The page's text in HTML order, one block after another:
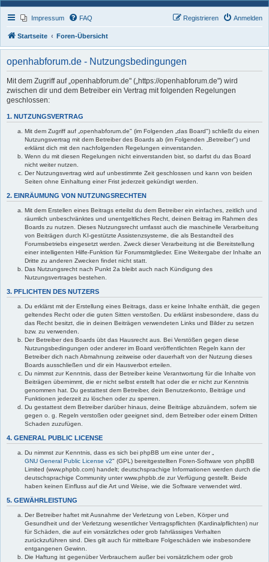
Impressum FAQ Anmelden
Registrieren
Startseite Foren-Übersicht
openhabforum.de - Nutzungsbedingungen
Mit dem Zugriff auf „openhabforum.de" („https://openhabforum.de") wird
zwischen dir und dem Betreiber ein Vertrag mit folgenden Regelungen
geschlossen:
1. NUTZUNGSVERTRAG
Mit dem Zugriff auf „openhabforum.de" (im Folgenden „das Board") schließt du einen
Nutzungsvertrag mit dem Betreiber des Boards ab (im Folgenden „Betreiber") und
erklärst dich mit den nachfolgenden Regelungen einverstanden.
Wenn du mit diesen Regelungen nicht einverstanden bist, so darfst du das Board
nicht weiter nutzen.
Der Nutzungsvertrag wird auf unbestimmte Zeit geschlossen und kann von beiden
Seiten ohne Einhaltung einer Frist jederzeit gekündigt werden.
2. EINRÄUMUNG VON NUTZUNGSRECHTEN
Mit dem Erstellen eines Beitrags erteilst du dem Betreiber ein einfaches, zeitlich und
räumlich unbeschränktes und unentgeltliches Recht, deinen Beitrag im Rahmen des
Boards zu nutzen. Dieses Nutzungsrecht umfasst auch die maschinelle Verarbeitung
von Beiträgen durch KI-gestützte Assistenzsysteme, die als Bestandteil des
Forumsbetriebs eingesetzt werden. Zweck dieser Verarbeitung ist die Bereitstellung
einer intelligenten Hilfe-Funktion für Forumsmitglieder. Eine Weitergabe der Inhalte an
Dritte zu anderen Zwecken findet nicht statt.
Das Nutzungsrecht nach Punkt 2a bleibt auch nach Kündigung des
Nutzungsvertrages bestehen.
3. PFLICHTEN DES NUTZERS
Du erklärst mit der Erstellung eines Beitrags, dass er keine Inhalte enthält, die gegen
geltendes Recht oder die guten Sitten verstoßen. Du erklärst insbesondere, dass du
das Recht besitzt, die in deinen Beiträgen verwendeten Links und Bilder zu setzen
bzw. zu verwenden.
Der Betreiber des Boards übt das Hausrecht aus. Bei Verstößen gegen diese
Nutzungsbedingungen oder anderer im Board veröffentlichten Regeln kann der
Betreiber dich nach Abmahnung zeitweise oder dauerhaft von der Nutzung dieses
Boards ausschließen und dir ein Hausverbot erteilen.
Du nimmst zur Kenntnis, dass der Betreiber keine Verantwortung für die Inhalte von
Beiträgen übernimmt, die er nicht selbst erstellt hat oder die er nicht zur Kenntnis
genommen hat. Du gestattest dem Betreiber, dein Benutzerkonto, Beiträge und
Funktionen jederzeit zu löschen oder zu sperren.
Du gestattest dem Betreiber darüber hinaus, deine Beiträge abzuändern, sofern sie
gegen o. g. Regeln verstoßen oder geeignet sind, dem Betreiber oder einem Dritten
Schaden zuzufügen.
4. GENERAL PUBLIC LICENSE
Du nimmst zur Kenntnis, dass es sich bei phpBB um eine unter der „
GNU General Public License v2" (GPL) bereitgestellten Foren-Software von phpBB
Limited (www.phpbb.com) handelt; deutschsprachige Informationen werden durch die
deutschsprachige Community unter www.phpbb.de zur Verfügung gestellt. Beide
haben keinen Einfluss auf die Art und Weise, wie die Software verwendet wird.
5. GEWÄHRLEISTUNG
Der Betreiber haftet mit Ausnahme der Verletzung von Leben, Körper und
Gesundheit und der Verletzung wesentlicher Vertragspflichten (Kardinalpflichten) nur
für Schäden, die auf ein vorsätzliches oder grob fahrlässiges Verhalten
zurückzuführen sind. Dies gilt auch für mittelbare Folgeschäden wie insbesondere
entgangenen Gewinn.
Die Haftung ist gegenüber Verbrauchern außer bei vorsätzlichem oder grob